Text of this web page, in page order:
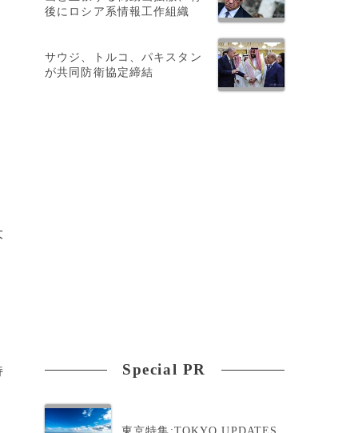
後にロシア系情報工作組織
サウジ、トルコ、パキスタン
が共同防衛協定締結
Special PR
東京特集:TOKYO UPDATES